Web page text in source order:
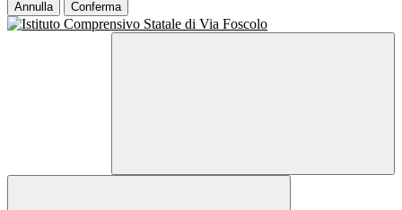
Annulla Conferma